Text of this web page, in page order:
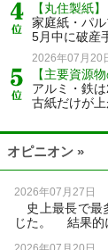
【丸住製紙】
家庭紙・パ
5月中に破産
2026年07月20
【主要資源
アルミ・鉄
古紙だけが
オピニオン »
2026年07月27日
史上最長で最
じた。 結果的